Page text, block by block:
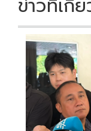
ข่าวที่เกี่